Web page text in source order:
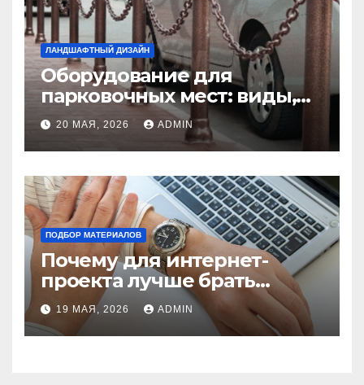
ЛАНДШАФТНЫЙ ДИЗАЙН
Оборудование для
парковочных мест: виды,
функции и нормы
установки
20 МАЯ, 2026 ADMIN
ПОДБОР МАТЕРИАЛОВ
Почему для интернет-
проекта лучше брать
отдельный сервер:
преимущества и ключевые
аспекты
19 МАЯ, 2026 ADMIN